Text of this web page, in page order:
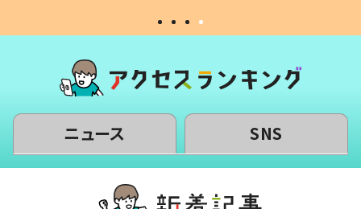
ニュース SNS